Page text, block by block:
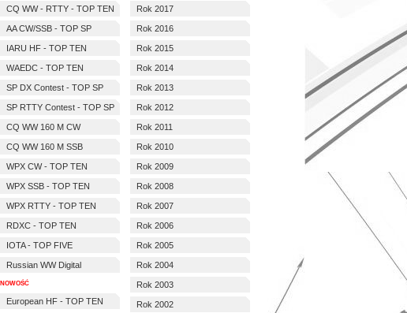
Rok 2017
Rok 2016
Rok 2015
Rok 2014
Rok 2013
Rok 2012
Rok 2011
Rok 2010
Rok 2009
Rok 2008
Rok 2007
Rok 2006
Rok 2005
Rok 2004
Rok 2003
Rok 2002
CQ WW - RTTY - TOP TEN
AA CW/SSB - TOP SP
IARU HF - TOP TEN
WAEDC - TOP TEN
SP DX Contest - TOP SP
SP RTTY Contest - TOP SP
CQ WW 160 M CW
CQ WW 160 M SSB
WPX CW - TOP TEN
WPX SSB - TOP TEN
WPX RTTY - TOP TEN
RDXC - TOP TEN
IOTA - TOP FIVE
Russian WW Digital
NOWOŚĆ
European HF - TOP TEN